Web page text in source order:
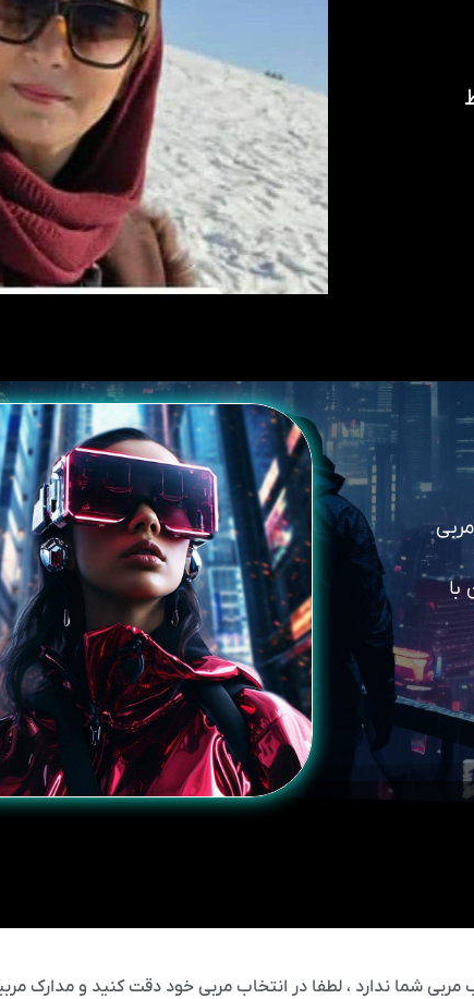
با
شما ندارد ، لطفا در انتخاب مربی خود دقت کنید و مدارک